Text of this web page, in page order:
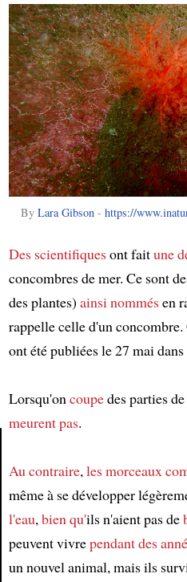
Article
ByLara Gibson -https://
Des scientifiquesont faitune
concombres de mer. Ce sont
des plantes) ainsi nommésen
rappelle celle d'un concombre.
ont été publiées le 27 mai dans
Lorsqu'oncoupedes parties de
meurent pas.
Au contraire,les morceaux
même à se développer
l'eau,bien qu'ils n'aient pas de
peuvent vivrependant des
un nouvel animal, mais ils